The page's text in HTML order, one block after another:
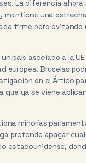
La diferencia ahora
mantiene una
firme pero evitando
país asociado a la UE
europea. Bruselas
en el Ártico
que ya se viene
minorías
pretende apagar
estadounidense,